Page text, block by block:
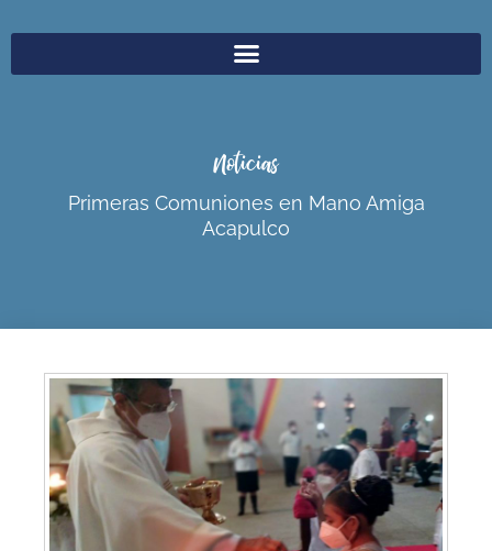
Noticias
Primeras Comuniones en Mano Amiga
Acapulco